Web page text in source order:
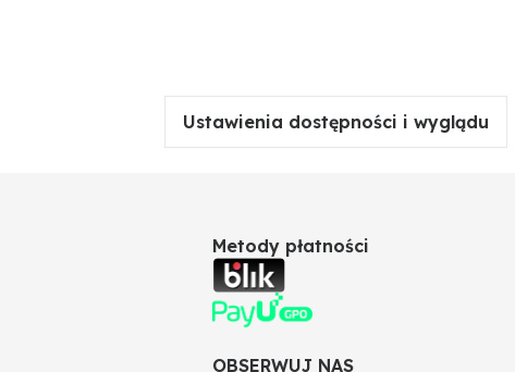
Ustawienia dostępności i wyglądu
Metody płatności
OBSERWUJ NAS